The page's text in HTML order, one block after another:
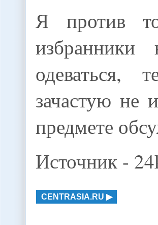
Я против
избранники
одеваться,
зачастую не
предмете
Источник -
CENTRASIA.RU